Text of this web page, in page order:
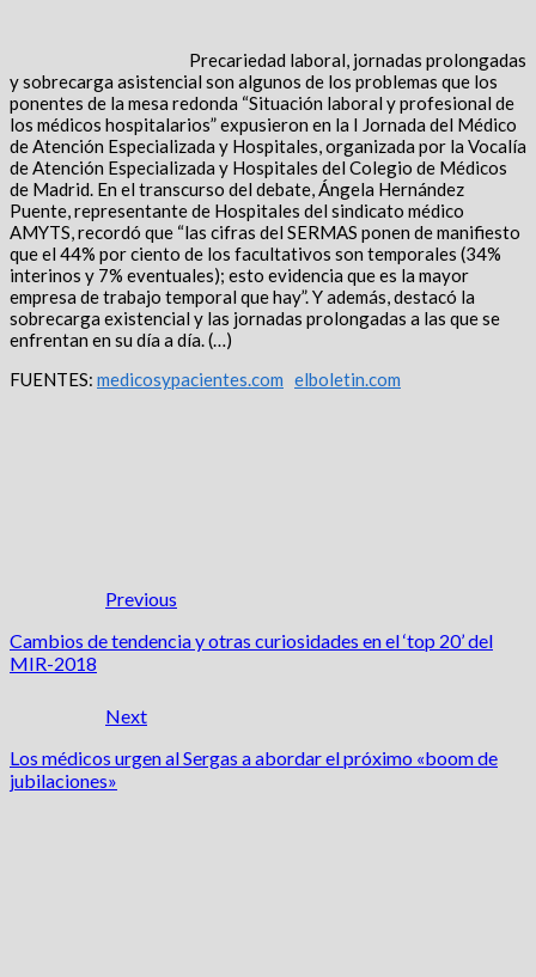
Precariedad laboral, jornadas prolongadas
y sobrecarga asistencial son algunos de los problemas que los
ponentes de la mesa redonda “Situación laboral y profesional de
los médicos hospitalarios” expusieron en la I Jornada del Médico
de Atención Especializada y Hospitales, organizada por la Vocalía
de Atención Especializada y Hospitales del Colegio de Médicos
de Madrid. En el transcurso del debate, Ángela Hernández
Puente, representante de Hospitales del sindicato médico
AMYTS, recordó que “las cifras del SERMAS ponen de manifiesto
que el 44% por ciento de los facultativos son temporales (34%
interinos y 7% eventuales); esto evidencia que es la mayor
empresa de trabajo temporal que hay”. Y además, destacó la
sobrecarga existencial y las jornadas prolongadas a las que se
enfrentan en su día a día. (…)
FUENTES: medicosypacientes.com elboletin.com
Previous
Cambios de tendencia y otras curiosidades en el ‘top 20’ del
MIR-2018
Next
Los médicos urgen al Sergas a abordar el próximo «boom de
jubilaciones»